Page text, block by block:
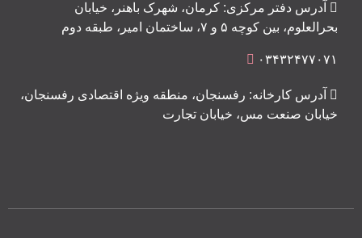
آدرس دفتر مرکزی: کرمان، شهرک باهنر، خیابان
بحرالعلوم، بین کوچه ۵ و ۷، ساختمان امیر، طبقه دوم
۰۳۴۳۲۴۷۷۰۷۱
آدرس کارخانه: رفسنجان، منطقه ویژه اقتصادی رفسنجان،
خیابان صنعت مس، خیابان تجارت